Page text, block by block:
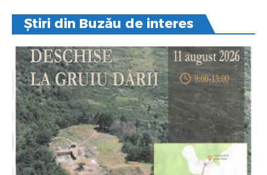
Știri din Buzău de interes